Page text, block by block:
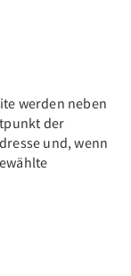
werden neben
der
und, wenn